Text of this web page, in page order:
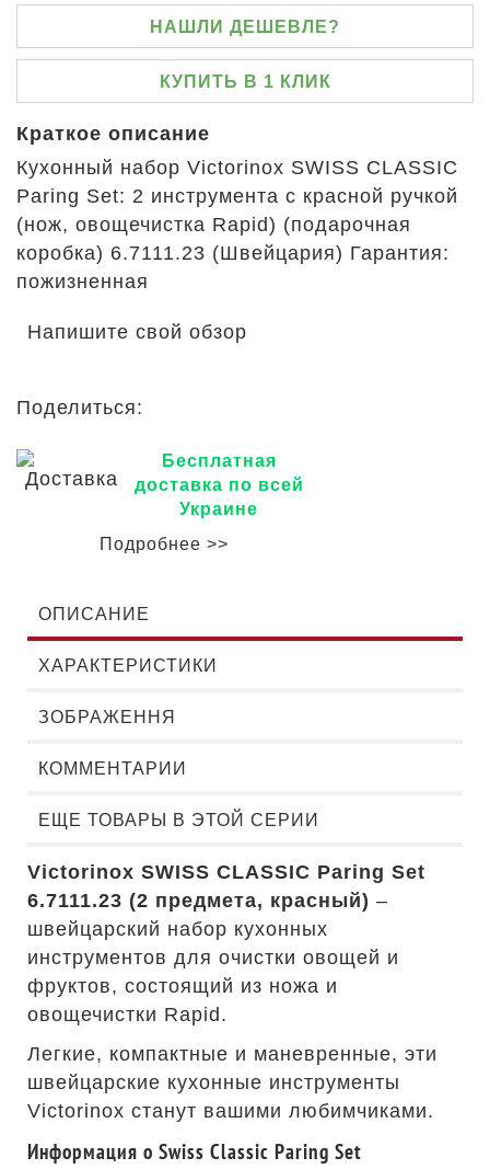
НАШЛИ ДЕШЕВЛЕ?
КУПИТЬ В 1 КЛИК
Краткое описание
Кухонный набор Victorinox SWISS CLASSIC
Paring Set: 2 инструмента с красной ручкой
(нож, овощечистка Rapid) (подарочная
коробка) 6.7111.23 (Швейцария) Гарантия:
пожизненная
Напишите свой обзор
Поделиться:
Бесплатная
доставка по всей
Украине
Подробнее >>
ОПИСАНИЕ
ХАРАКТЕРИСТИКИ
ЗОБРАЖЕННЯ
КОММЕНТАРИИ
ЕЩЕ ТОВАРЫ В ЭТОЙ СЕРИИ
Victorinox SWISS CLASSIC Paring Set
6.7111.23 (2 предмета, красный) –
швейцарский набор кухонных
инструментов для очистки овощей и
фруктов, состоящий из ножа и
овощечистки Rapid.
Легкие, компактные и маневренные, эти
швейцарские кухонные инструменты
Victorinox станут вашими любимчиками.
Информация о Swiss Classic Paring Set